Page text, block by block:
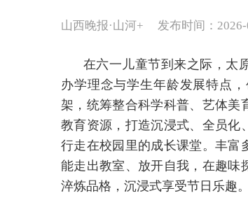
山西晚报·山河+ 发布时间：
在六一儿童节到来之际，太
办学理念与学生年龄发展特点
架，统筹整合科学科普、艺体美
教育资源，打造沉浸式、全员化
行走在校园里的成长课堂。丰富
能走出教室、放开自我，在趣味
淬炼品格，沉浸式享受节日乐趣。